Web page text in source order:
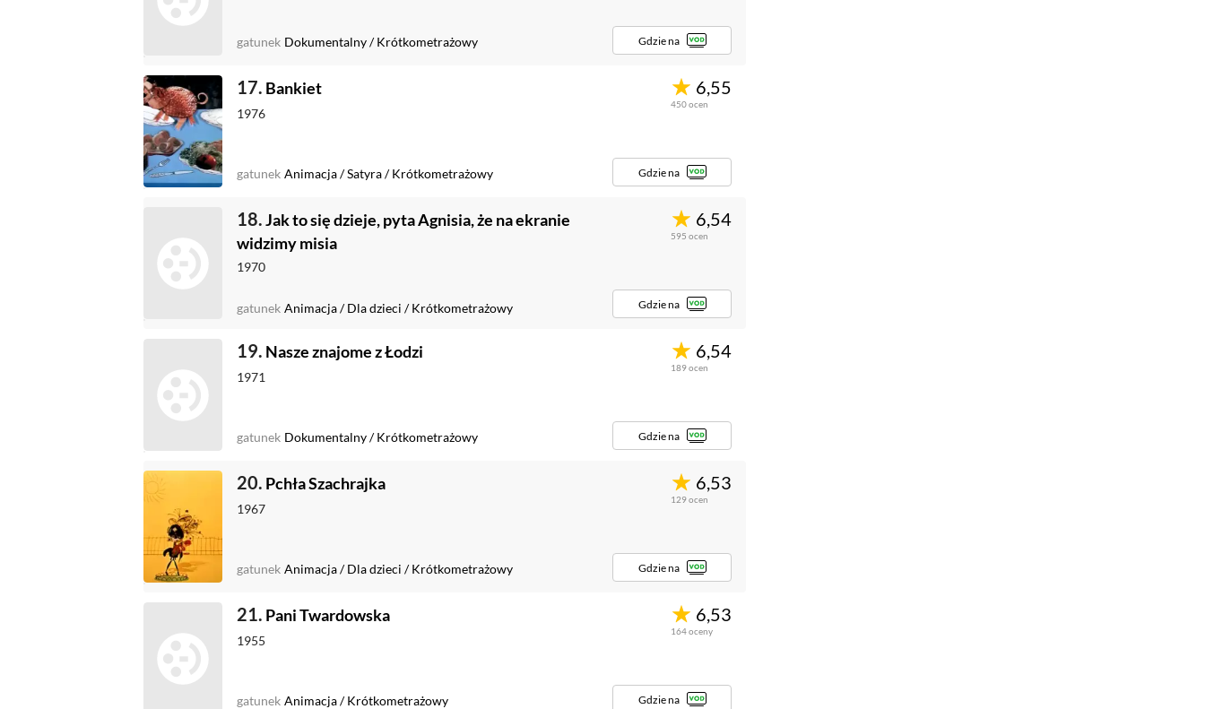
gatunek Dokumentalny/Krótkometrażowy Gdzie na
17. Bankiet
1976
6,55
450ocen
gatunek Animacja/Satyra/Krótkometrażowy Gdzie na
18.Jak to się dzieje, pyta Agnisia, że na ekranie
widzimy misia
1970
6,54
595 ocen
gatunek Animacja/Dla dzieci /Krótkometrażowy Gdzie na
19. Nasze znajome z Łodzi
1971
6,54
189ocen
gatunek Dokumentalny/Krótkometrażowy Gdzie na
20. Pchła Szachrajka
1967
6,53
129ocen
gatunek Animacja/Dla dzieci /Krótkometrażowy Gdzie na
21. Pani Twardowska
1955
6,53
164oceny
gatunek Animacja/Krótkometrażowy Gdzie na